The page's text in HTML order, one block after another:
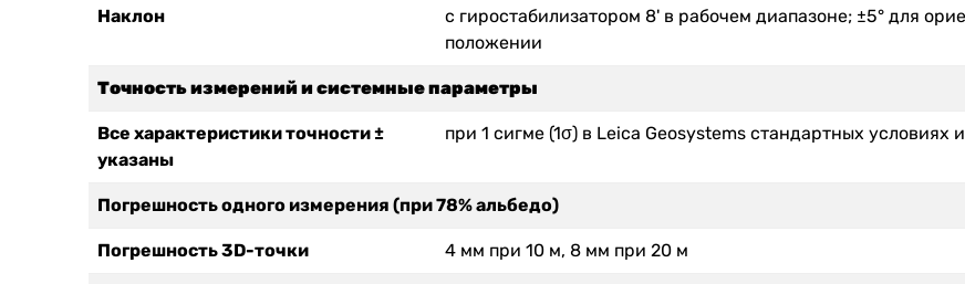
Наклон
с гиростабилизатором 8' в рабочем диапазоне; ±5° для
положении
Точность измерений и системные параметры
Все характеристики точности ±
указаны
при 1 сигме (1σ) в Leica Geosystems стандартных условиях
Погрешность одного измерения (при 78% альбедо)
Погрешность 3D-точки 4 мм при 10 м, 8 мм при 20 м